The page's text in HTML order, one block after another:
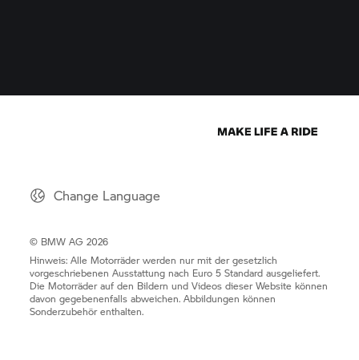
Change Language
© BMW AG 2026
Hinweis: Alle Motorräder werden nur mit der gesetzlich
vorgeschriebenen Ausstattung nach Euro 5 Standard ausgeliefert.
Die Motorräder auf den Bildern und Videos dieser Website können
davon gegebenenfalls abweichen. Abbildungen können
Sonderzubehör enthalten.